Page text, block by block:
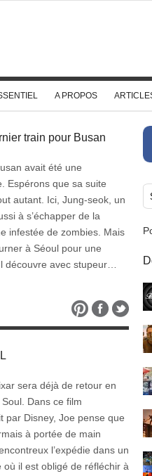
A PROPOS
train pour Busan
avait été une
Espérons que sa suite
autant. Ici, Jung-seok, un
à s’échapper de la
infestée de zombies. Mais
à Séoul pour une
découvre avec stupeur…
sera déjà de retour en
Dans ce film
par Disney, Joe pense que
à portée de main
l’expédie dans un
où il est obligé de réfléchir à